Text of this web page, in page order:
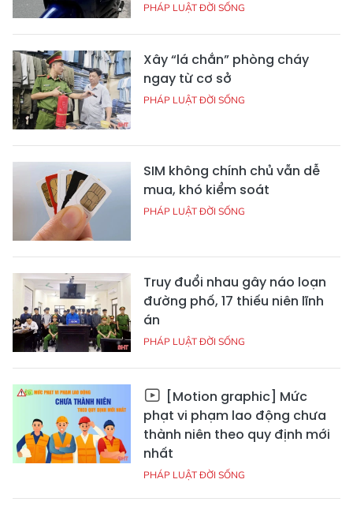
PHÁP LUẬT ĐỜI SỐNG
Xây “lá chắn” phòng cháy
ngay từ cơ sở
PHÁP LUẬT ĐỜI SỐNG
SIM không chính chủ vẫn dễ
mua, khó kiểm soát
PHÁP LUẬT ĐỜI SỐNG
Truy đuổi nhau gây náo loạn
đường phố, 17 thiếu niên lĩnh
án
PHÁP LUẬT ĐỜI SỐNG
[Motion graphic] Mức
phạt vi phạm lao động chưa
thành niên theo quy định mới
nhất
PHÁP LUẬT ĐỜI SỐNG